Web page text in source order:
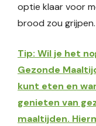
optie klaar voor
brood zou grijpen.
Tip: Wil je het
Gezonde
kunt eten en
genieten van
maaltijden.